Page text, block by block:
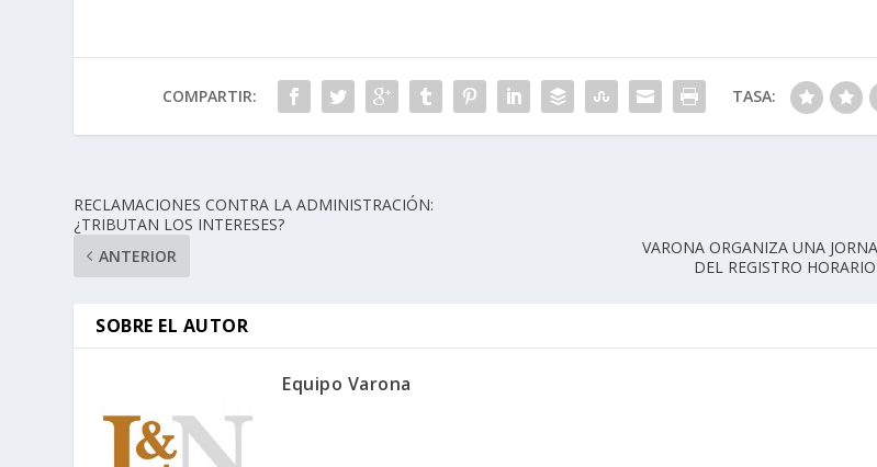
COMPARTIR: TASA:
RECLAMACIONES CONTRA LA ADMINISTRACIÓN:
¿TRIBUTAN LOS INTERESES?
ANTERIOR
VARONA ORGANIZA UNA
DEL REGISTRO
SOBRE EL AUTOR
Equipo Varona